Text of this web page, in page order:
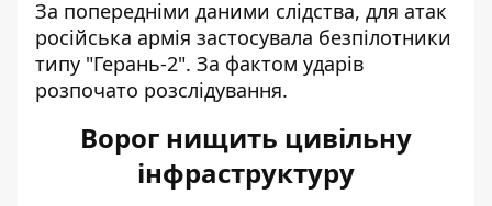
За попередніми даними слідства, для атак
російська армія застосувала безпілотники
типу "Герань-2". За фактом ударів
розпочато розслідування.
Ворог нищить цивільну
інфраструктуру